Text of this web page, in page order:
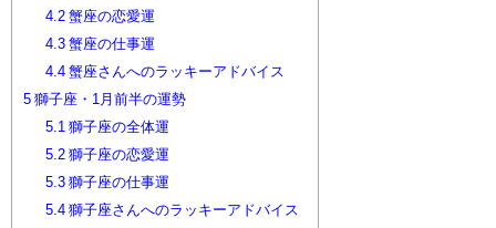
4.2蟹座の恋愛運
4.3蟹座の仕事運
4.4蟹座さんへのラッキーアドバイス
5 獅子座・1月前半の運勢
5.1 獅子座の全体運
5.2獅子座の恋愛運
5.3獅子座の仕事運
5.4獅子座さんへのラッキーアドバイス